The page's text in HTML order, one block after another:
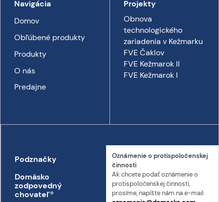
Navigácia
Domov
Obľúbené produkty
Produkty
O nás
Predajne
Projekty
Obnova
technologického
zariadenia v Kežmarku
FVE Čaklov
FVE Kežmarok II
FVE Kežmarok I
Podznačky
Domäsko
zodpovedný
chovateľ®
Kontakt
Kontakt
Prepravný poriadok
Oznámenie o proti­spoločenskej
činnosti
Ak chcete podať oznámenie o
proti­spoločenskej činnosti,
prosíme, napíšte nám na e-mail: